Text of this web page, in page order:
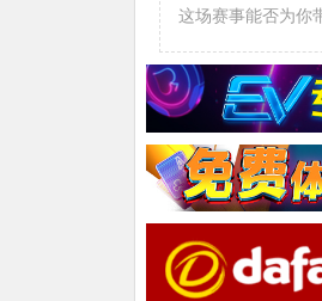
这场赛事能否为你